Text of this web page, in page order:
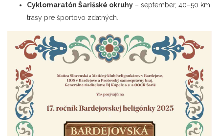
Cyklomaratón Šarišské okruhy – september, 40–50 km
trasy pre športovo zdatných.